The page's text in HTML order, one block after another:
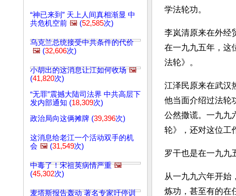
“神已来到” 天上人间真相渐显 中
共危机空前 🖼️ (52,585次)
乌克兰总统接受中共条件的代价
🖼️ (32,606次)
小胡出的这消息让江如何收场 🖼️
(41,820次)
“无罪”震撼大陆司法界 中共高层下
发内部通知 (18,309次)
政治局向这俩摊牌 (39,396次)
这消息给老江一个活动双手的机
会 🖼️ (31,549次)
中毒了！宋祖英病情严重 🖼️
(45,302次)
麦塔斯报告轰动 著名专家吁停训
学法轮功。
李岚清原来在外经
在一九九五年，这
法轮》。
江泽民原来在武汉
他当面介绍过法轮
公然撒谎。一九九
轮》，还对这位工
罗干也是在一九九
从一九九六年开始
炼功，甚至有的在